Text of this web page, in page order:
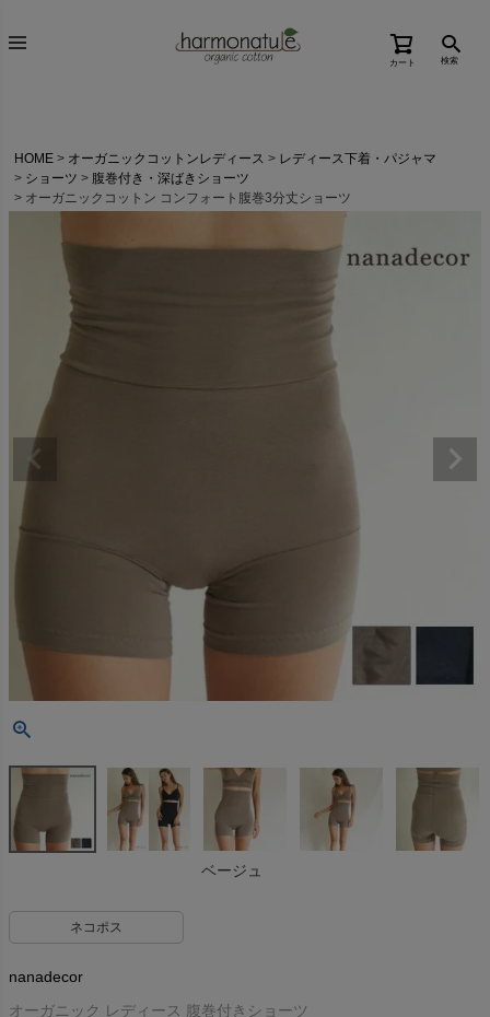
カート 検索
HOME オーガニックコットンレディース
レディース下着・パジャマ
ショーツ
腹巻付き・深ばきショーツ
オーガニックコットン コンフォート腹巻3分丈ショーツ
ベージュ
ネコポス
nanadecor
オーガニック レディース 腹巻付きショーツ